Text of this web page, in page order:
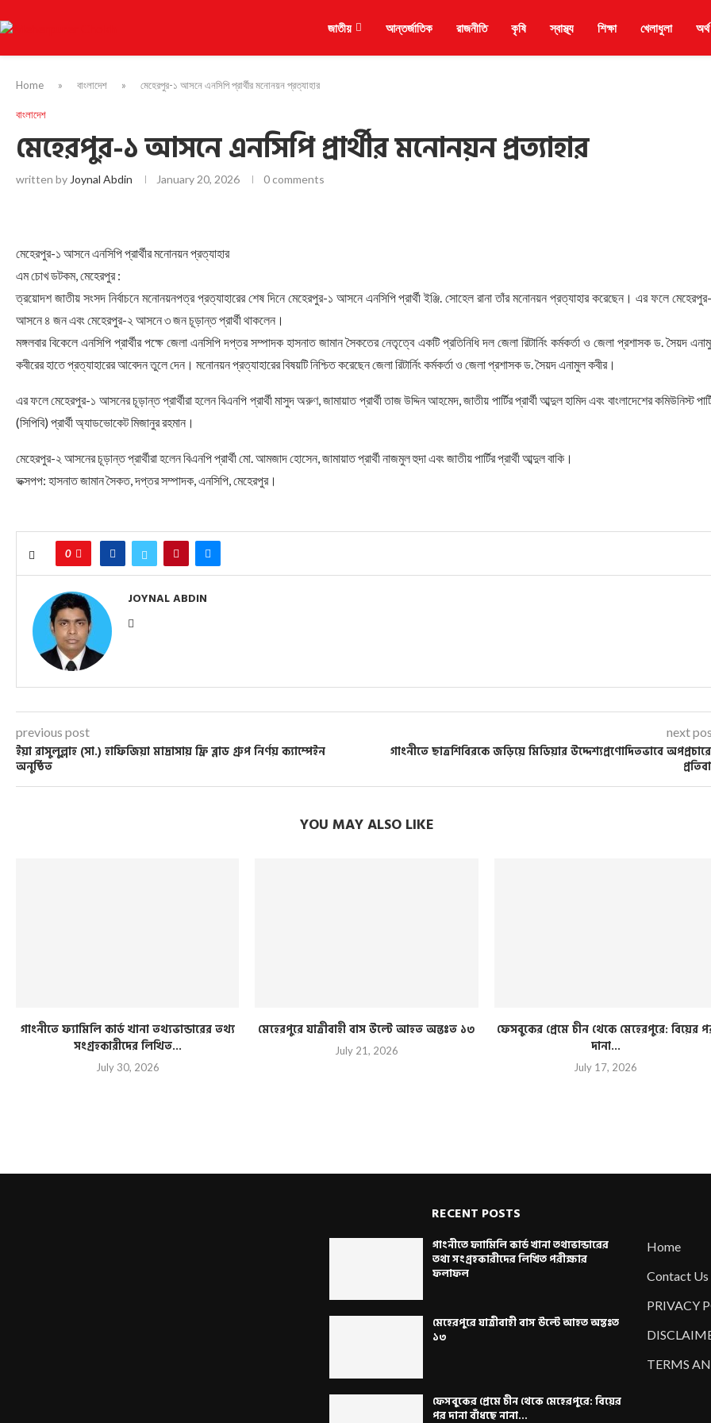
জাতীয় আন্তর্জাতিক রাজনীতি কৃষি স্বাস্থ্য শিক্ষা খেলাধুলা
Home » বাংলাদেশ » মেহেরপুর-১ আসনে এনসিপি প্রার্থীর মনোনয়ন প্রত্যাহার
বাংলাদেশ
মেহেরপুর-১ আসনে এনসিপি প্রার্থীর মনোনয়ন প্রত্যাহার
written by Joynal Abdin January 20, 2026 0 comments
মেহেরপুর-১ আসনে এনসিপি প্রার্থীর মনোনয়ন প্রত্যাহার
এম চোখ ডটকম, মেহেরপুর :
ত্রয়োদশ জাতীয় সংসদ নির্বাচনে মনোনয়নপত্র প্রত্যাহারের শেষ দিনে মেহেরপুর-১ আসনে এনসিপি প্রার্থী ইঞ্জি. সোহেল রানা তাঁর মনোনয়ন প্রত্যাহার করেছেন। এর ফলে
আসনে ৪ জন এবং মেহেরপুর-২ আসনে ৩ জন চূড়ান্ত প্রার্থী থাকলেন।
মঙ্গলবার বিকেলে এনসিপি প্রার্থীর পক্ষে জেলা এনসিপি দপ্তর সম্পাদক হাসনাত জামান সৈকতের নেতৃত্বে একটি প্রতিনিধি দল জেলা রিটার্নিং কর্মকর্তা ও জেলা প্রশাসক ড. সৈয়দ
কবীরের হাতে প্রত্যাহারের আবেদন তুলে দেন। মনোনয়ন প্রত্যাহারের বিষয়টি নিশ্চিত করেছেন জেলা রিটার্নিং কর্মকর্তা ও জেলা প্রশাসক ড. সৈয়দ এনামুল কবীর।
এর ফলে মেহেরপুর-১ আসনের চূড়ান্ত প্রার্থীরা হলেন বিএনপি প্রার্থী মাসুদ অরুণ, জামায়াত প্রার্থী তাজ উদ্দিন আহমেদ, জাতীয় পার্টির প্রার্থী আব্দুল হামিদ এবং বাংলাদেশের কমিউনিস্ট
(সিপিবি) প্রার্থী অ্যাডভোকেট মিজানুর রহমান।
মেহেরপুর-২ আসনের চূড়ান্ত প্রার্থীরা হলেন বিএনপি প্রার্থী মো. আমজাদ হোসেন, জামায়াত প্রার্থী নাজমুল হুদা এবং জাতীয় পার্টির প্রার্থী আব্দুল বাকি।
ভক্সপপ: হাসনাত জামান সৈকত, দপ্তর সম্পাদক, এনসিপি, মেহেরপুর।
0
JOYNAL ABDIN
previous post
ইয়া রাসুলুল্লাহ (সা.) হাফিজিয়া মাদ্রাসায় ফ্রি ব্লাড গ্রুপ নির্ণয় ক্যাম্পেইন
অনুষ্ঠিত
next
গাংনীতে ছাত্রশিবিরকে জড়িয়ে মিডিয়ার উদ্দেশ্যপ্রণোদিতভাবে
YOU MAY ALSO LIKE
গাংনীতে ফ্যামিলি কার্ড খানা তথ্যভান্ডারের তথ্য
সংগ্রহকারীদের লিখিত...
July 30, 2026
মেহেরপুরে যাত্রীবাহী বাস উল্টে আহত অন্তঃত ১৩
July 21, 2026
ফেসবুকের প্রেমে চীন থেকে মেহেরপুরে: বিয়ের
দানা...
July 17, 2026
RECENT POSTS
গাংনীতে ফ্যামিলি কার্ড খানা তথ্যভান্ডারের
তথ্য সংগ্রহকারীদের লিখিত পরীক্ষার
ফলাফল
মেহেরপুরে যাত্রীবাহী বাস উল্টে আহত অন্তঃত
১৩
ফেসবুকের প্রেমে চীন থেকে মেহেরপুরে: বিয়ের
পর দানা বাঁধছে নানা...
Home
Contact Us
PRIVACY
TERMS